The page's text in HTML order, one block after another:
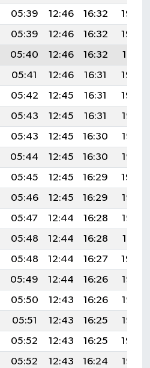
05:39 12:46 16:32
19:44
05:39 12:46 16:32
19:42
05:40 12:46 16:32
19:41
05:41 12:46 16:31
19:40
05:42 12:45 16:31
19:39
05:43 12:45 16:31
19:38
05:43 12:45 16:30
19:37
05:44 12:45 16:30
19:36
05:45 12:45 16:29
19:34
05:46 12:45 16:29
19:33
05:47 12:44 16:28
19:32
05:48 12:44 16:28
19:31
05:48 12:44 16:27
19:29
05:49 12:44 16:26
19:28
05:50 12:43 16:26
19:27
05:51 12:43 16:25
19:26
05:52 12:43 16:25
19:24
05:52 12:43 16:24
19:23